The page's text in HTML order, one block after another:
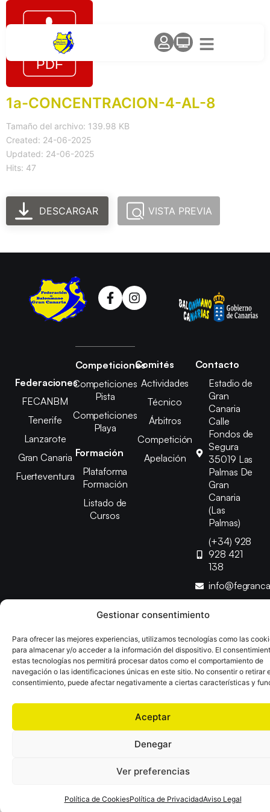
Gestionar consentimiento
Para ofrecer las mejores experiencias, utilizamos tecnologías como las
para almacenar y/o acceder a la información del dispositivo. El
estas tecnologías nos permitirá procesar datos como el comportamiento de
navegación o las identificaciones únicas en este sitio. No consentir o retirar
consentimiento, puede afectar negativamente a ciertas características y
Aceptar
Denegar
Ver preferencias
Política de CookiesPolítica de PrivacidadAviso Legal
1a-CONCENTRACION-4-AL-8
Tamaño del archivo: 139.98 KB
Created: 24-06-2025
Updated: 24-06-2025
Hits: 47
DESCARGAR VISTA PREVIA
Federaciones
FECANBM
Tenerife
Lanzarote
Gran Canaria
Fuerteventura
Competiciones
Competiciones
Pista
Competiciones
Playa
Formación
Plataforma
Formación
Listado de
Cursos
Comités
Actividades
Técnico
Árbitros
Competición
Apelación
Contacto
Estadio de
Gran
Canaria
Calle
Fondos de
Segura
35019 Las
Palmas De
Gran
Canaria
(Las
Palmas)
(+34) 928
928 421
138
Desarrollado porTOOOLS
Aviso LegalPolítica de CookiesPolítica de Privacidad
Declaración de AccesibilidadPolítica de Ventas